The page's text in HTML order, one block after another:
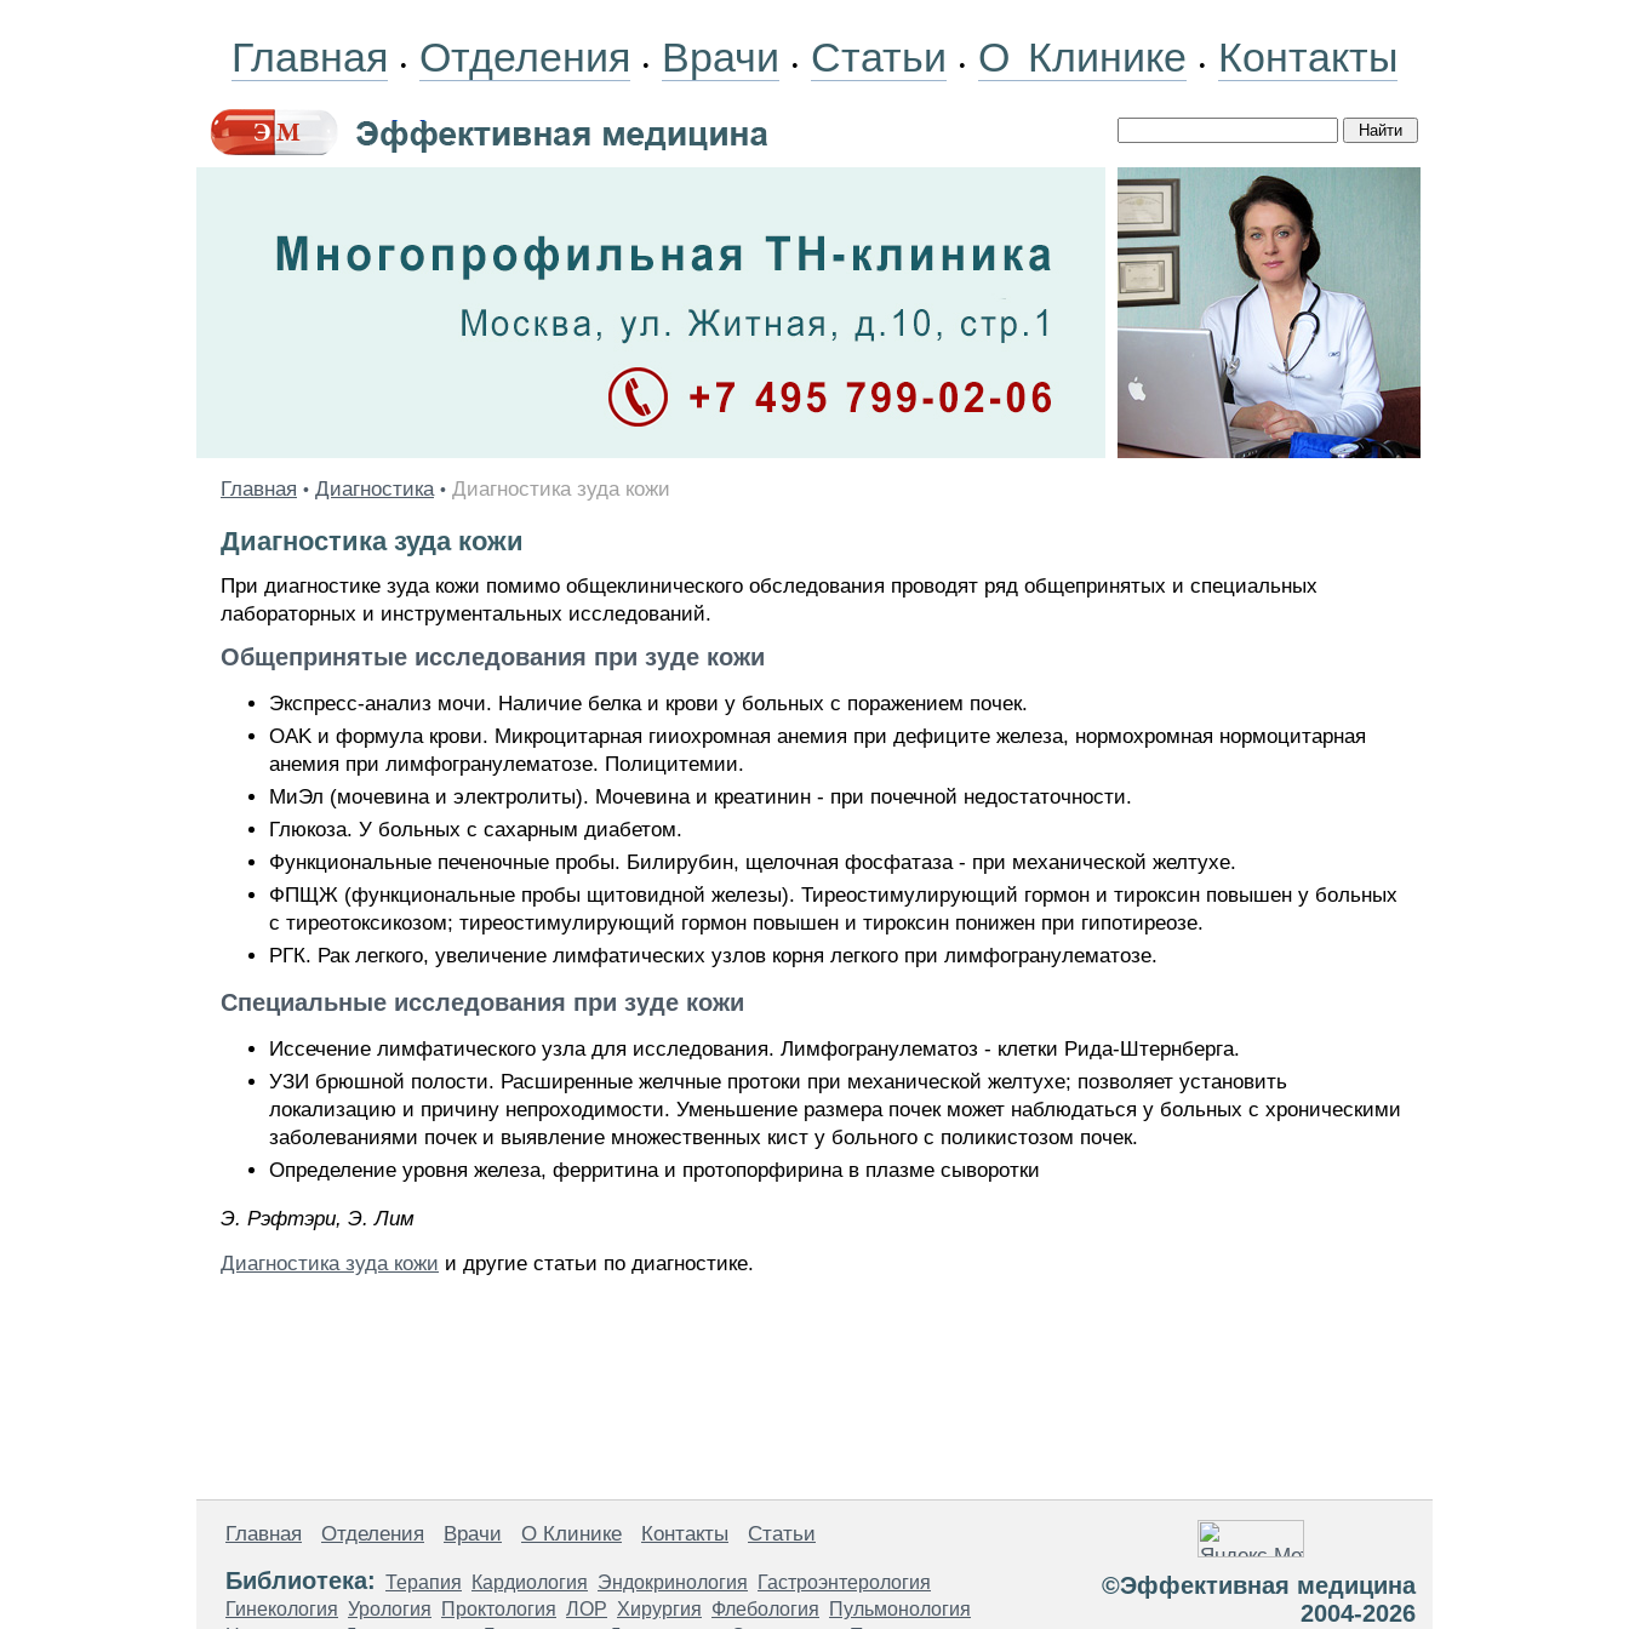
Главная • Отделения • Врачи • Статьи • О Клинике • Контакты
Главная • Диагностика • Диагностика зуда кожи
Диагностика зуда кожи
При диагностике зуда кожи помимо общеклинического обследования проводят ряд общепринятых и специальных
лабораторных и инструментальных исследований.
Общепринятые исследования при зуде кожи
Экспресс-анализ мочи. Наличие белка и крови у больных с поражением почек.
OAK и формула крови. Микроцитарная гииохромная анемия при дефиците железа, нормохромная нормоцитарная
анемия при лимфогранулематозе. Полицитемии.
МиЭл (мочевина и электролиты). Мочевина и креатинин - при почечной недостаточности.
Глюкоза. У больных с сахарным диабетом.
Функциональные печеночные пробы. Билирубин, щелочная фосфатаза - при механической желтухе.
ФПЩЖ (функциональные пробы щитовидной железы). Тиреостимулирующий гормон и тироксин повышен у больных
с тиреотоксикозом; тиреостимулирующий гормон повышен и тироксин понижен при гипотиреозе.
РГК. Рак легкого, увеличение лимфатических узлов корня легкого при лимфогранулематозе.
Специальные исследования при зуде кожи
Иссечение лимфатического узла для исследования. Лимфогранулематоз - клетки Рида-Штернберга.
УЗИ брюшной полости. Расширенные желчные протоки при механической желтухе; позволяет установить
локализацию и причину непроходимости. Уменьшение размера почек может наблюдаться у больных с хроническими
заболеваниями почек и выявление множественных кист у больного с поликистозом почек.
Определение уровня железа, ферритина и протопорфирина в плазме сыворотки
Э. Pэфтэpи, Э. Лим
Диагностика зуда кожи и другие статьи по диагностике.
Главная Отделения Врачи О Клинике Контакты Статьи
Библиотека: Терапия Кардиология Эндокринология
Гастроэнтерология
Гинекология Урология Проктология ЛОР Хирургия Флебология
Пульмонология
©Эффективная медицина
2004-2026